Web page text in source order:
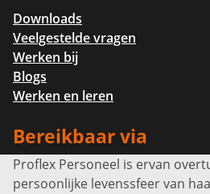
Downloads
Veelgestelde vragen
Werken bij
Blogs
Werken en leren
Bereikbaar via
Info@proflexpersoneel.nl
Bel ons:+31 (0)85 0450040
Proflex Personeel is ervan
persoonlijke levenssfeer van